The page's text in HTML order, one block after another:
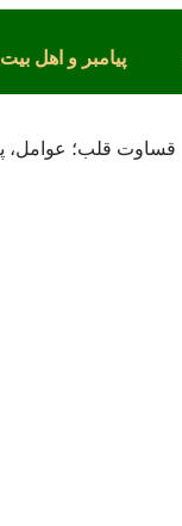
پیامبر و اهل بیت